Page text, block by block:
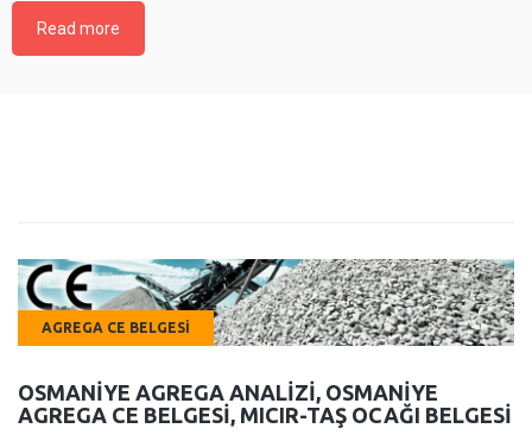
Read more
AGREGA CE BELGESI
OSMANIYE AGREGA ANALIZI, OSMANIYE
AGREGA CE BELGESI, MICIR-TAŞ OCAĞI BELGESI